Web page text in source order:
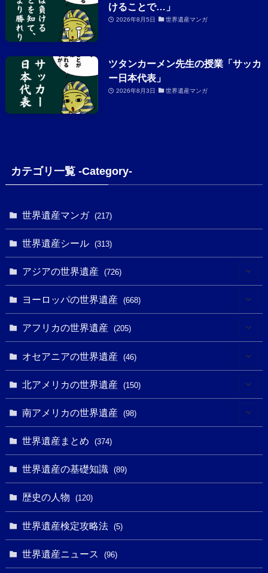
けることで…」
2026年8月5日 世界遺産マンガ
ツタンカーメン先生の授業「サッカ
ー日本代表」
2026年8月3日 世界遺産マンガ
カテゴリ一覧 -Category-
世界遺産マンガ (217)
世界遺産シール (313)
アジアの世界遺産 (726)
(6)
(10)
(10)
(5)
ヨーロッパの世界遺産 (668)
(4)
(3)
(1)
(43)
(4)
アフリカの世界遺産 (205)
(8)
(1)
(32)
(13)
(2)
オセアニアの世界遺産 (46)
(25)
(6)
(1)
北アメリカの世界遺産 (150)
(31)
(27)
(10)
南アメリカの世界遺産 (98)
(4)
(9)
(3)
世界遺産まとめ (374)
世界遺産の基礎知識 (89)
歴史の人物 (120)
世界遺産検定攻略法 (5)
世界遺産ニュース (96)